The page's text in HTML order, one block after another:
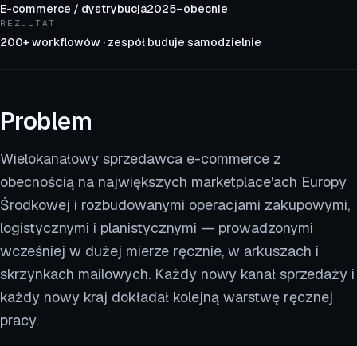
E-commerce / dystrybucja2025–obecnie
REZULTAT
200+ workflowów · zespół buduje samodzielnie
Problem
Wielokanałowy sprzedawca e-commerce z
obecnością na największych marketplace'ach Europy
Środkowej i rozbudowanymi operacjami zakupowymi,
logistycznymi i planistycznymi — prowadzonymi
wcześniej w dużej mierze ręcznie, w arkuszach i
skrzynkach mailowych. Każdy nowy kanał sprzedaży i
każdy nowy kraj dokładał kolejną warstwę ręcznej
pracy.